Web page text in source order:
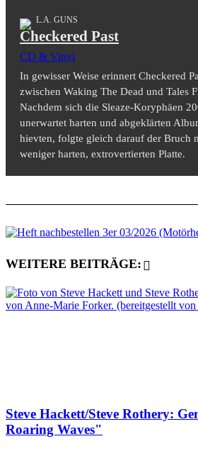
L.A. GUNS
Checkered Past
CD & Vinyl
In gewisser Weise erinnert Checkered
zwischen Waking The Dead und Tales
Nachdem sich die Sleaze-Koryphäen
unerwartet harten und abgeklärten
hievten, folgte gleich darauf der Bruch
weniger harten, extrovertierten Platte.
WEITERE BEITRÄGE:
Steve Hackett/Steve Rothery:
Roaring Waves"